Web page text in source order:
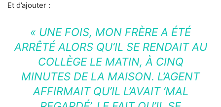
Et d’ajouter :
« UNE FOIS, MON FRÈRE A ÉTÉ
ARRÊTÉ ALORS QU’IL SE RENDAIT AU
COLLÈGE LE MATIN, À CINQ
MINUTES DE LA MAISON. L’AGENT
AFFIRMAIT QU’IL L’AVAIT ‘MAL